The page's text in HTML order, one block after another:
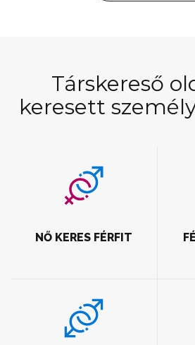
Társkereső
keresett
NŐ KERES FÉRFIT